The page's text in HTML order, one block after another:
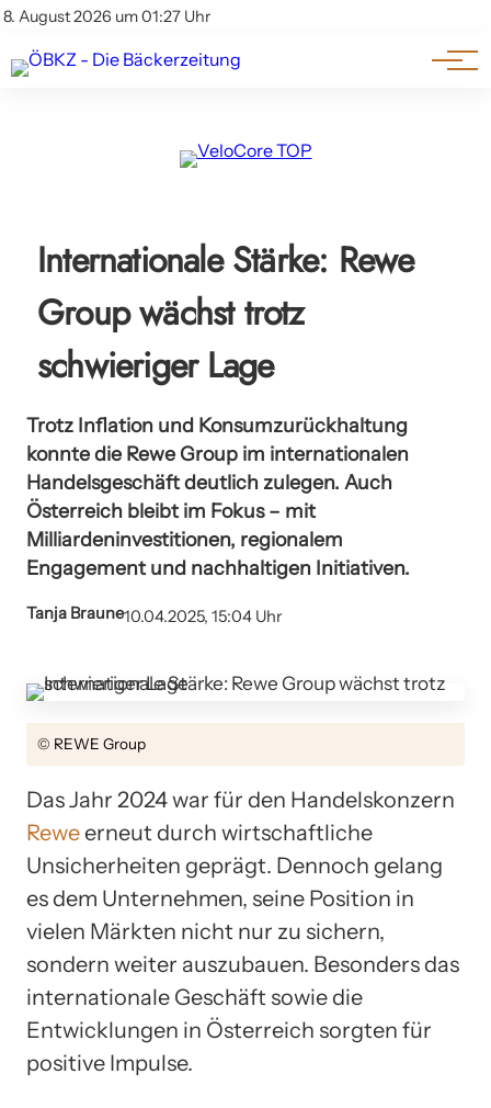
8. August 2026 um 01:27 Uhr
Impressum & Offenlegung
Am Wort
Genuss & Trends
Internationale Stärke: Rewe
Group wächst trotz
schwieriger Lage
Trotz Inflation und Konsumzurückhaltung
konnte die Rewe Group im internationalen
Handelsgeschäft deutlich zulegen. Auch
Österreich bleibt im Fokus – mit
Milliardeninvestitionen, regionalem
Engagement und nachhaltigen Initiativen.
Tanja Braune10.04.2025, 15:04 Uhr
© REWE Group
Das Jahr 2024 war für den Handelskonzern
Reweerneut durch wirtschaftliche
Unsicherheiten geprägt. Dennoch gelang
es dem Unternehmen, seine Position in
vielen Märkten nicht nur zu sichern,
sondern weiter auszubauen. Besonders das
internationale Geschäft sowie die
Entwicklungen in Österreich sorgten für
positive Impulse.